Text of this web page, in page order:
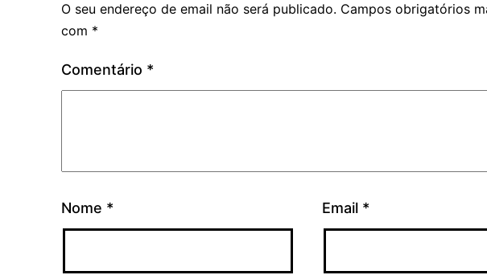
O seu endereço de email não será publicado. Campos obrigatórios
com *
Comentário *
Nome * Email *